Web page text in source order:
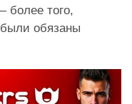
более того,
обязаны